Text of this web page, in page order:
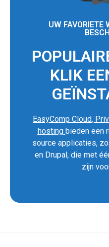
UW FAVORIETE
KLIK
EasyComp Cloud,
hosting bieden een
source applicaties,
en Drupal, die met
zijn